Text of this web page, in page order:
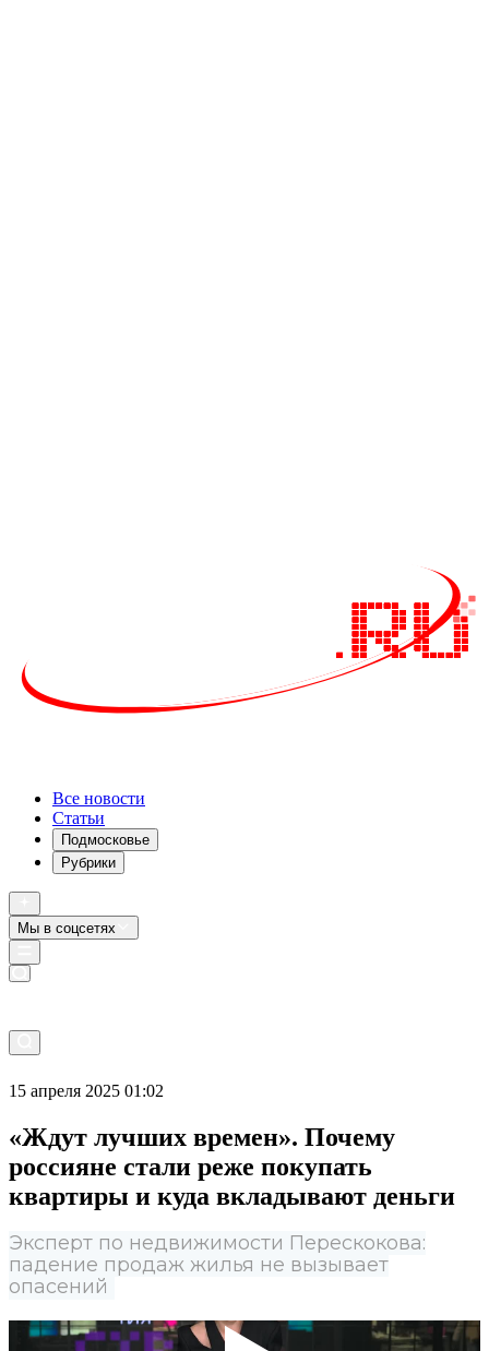
Все новости
Статьи
Подмосковье
Рубрики
Мы в соцсетях
15 апреля 2025 01:02
«Ждут лучших времен». Почему
россияне стали реже покупать
квартиры и куда вкладывают деньги
Эксперт по недвижимости Перескокова:
падение продаж жилья не вызывает
опасений